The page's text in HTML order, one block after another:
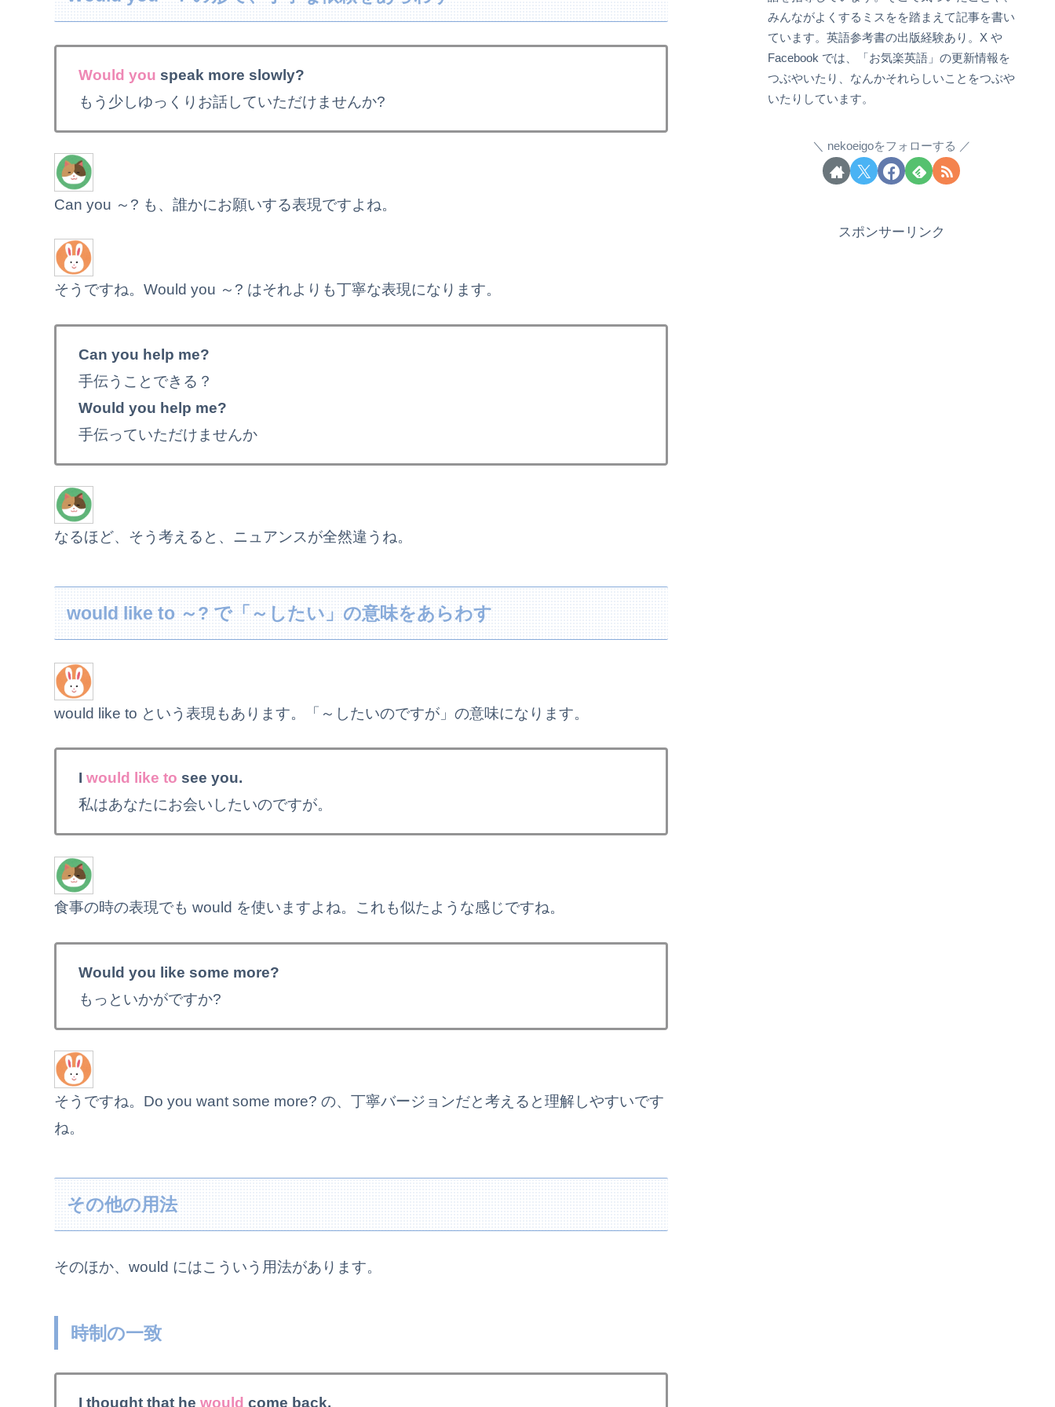
Would you speak more slowly?
もう少しゆっくりお話していただけませんか?
Can you ～? も、誰かにお願いする表現ですよね。
そうですね。Would you ～? はそれよりも丁寧な表現になります。
Can you help me?
手伝うことできる？
Would you help me?
手伝っていただけませんか
なるほど、そう考えると、ニュアンスが全然違うね。
would like to ～? で「～したい」の意味をあらわす
would like to という表現もあります。「～したいのですが」の意味になります。
Iwould like to see you.
私はあなたにお会いしたいのですが。
食事の時の表現でも would を使いますよね。これも似たような感じですね。
Would you like some more?
もっといかがですか?
そうですね。Do you want some more? の、丁寧バージョンだと考えると理解しやすいです
ね。
その他の用法
そのほか、would にはこういう用法があります。
時制の一致
I thought that hewould come back.
みんながよくするミスをを踏まえて記事を書い
ています。英語参考書の出版経験あり。X や
Facebook では、「お気楽英語」の更新情報を
つぶやいたり、なんかそれらしいことをつぶや
いたりしています。
nekoeigoをフォローする
スポンサーリンク